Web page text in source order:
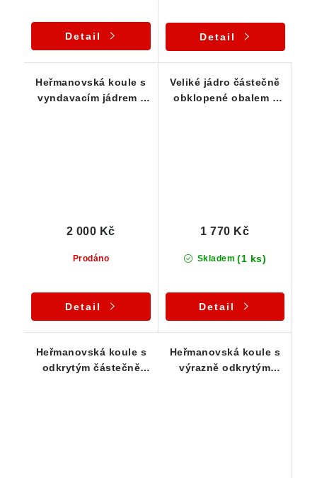
Detail Detail
Heřmanovská koule s
vyndavacím jádrem -
Prodáno
2 000 Kč
Detail
Veliké jádro částečně
obklopené obalem -
Skladem (1 ks)
1 770 Kč
Detail
Heřmanovská koule s
odkrytým částečně
Heřmanovská koule s
výrazně odkrytým